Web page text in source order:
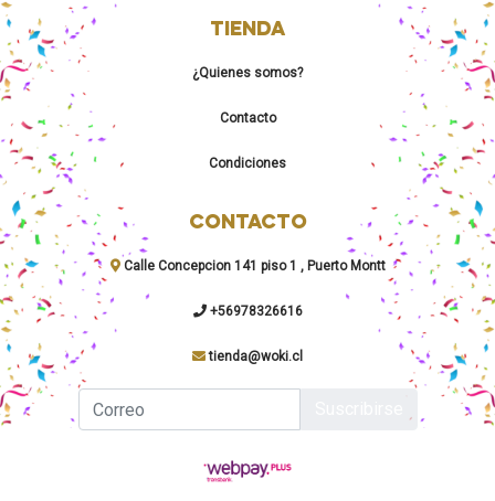
TIENDA
¿Quienes somos?
Contacto
Condiciones
CONTACTO
Calle Concepcion 141 piso 1 , Puerto Montt
+56978326616
tienda@woki.cl